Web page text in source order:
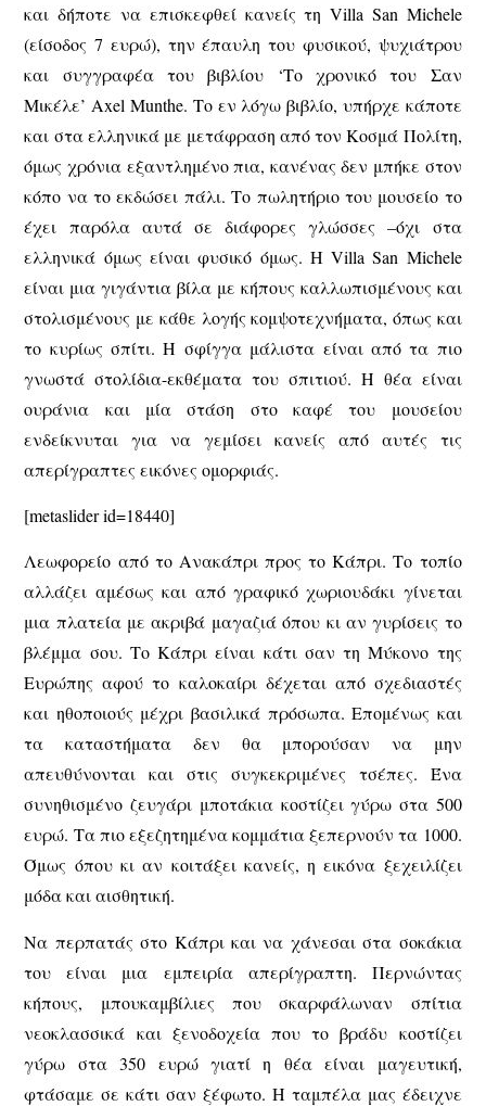
και δήποτε να επισκεφθεί κανείς τη Villa San Michele
(είσοδος 7 ευρώ), την έπαυλη του φυσικού, ψυχιάτρου
και συγγραφέα του βιβλίου ‘Το χρονικό του Σαν
Μικέλε’ Axel Munthe. Το εν λόγω βιβλίο, υπήρχε κάποτε
και στα ελληνικά με μετάφραση από τον Κοσμά Πολίτη,
όμως χρόνια εξαντλημένο πια, κανένας δεν μπήκε στον
κόπο να το εκδώσει πάλι. Το πωλητήριο του μουσείο το
έχει παρόλα αυτά σε διάφορες γλώσσες –όχι στα
ελληνικά όμως είναι φυσικό όμως. Η Villa San Michele
είναι μια γιγάντια βίλα με κήπους καλλωπισμένους και
στολισμένους με κάθε λογής κομψοτεχνήματα, όπως και
το κυρίως σπίτι. Η σφίγγα μάλιστα είναι από τα πιο
γνωστά στολίδια-εκθέματα του σπιτιού. Η θέα είναι
ουράνια και μία στάση στο καφέ του μουσείου
ενδείκνυται για να γεμίσει κανείς από αυτές τις
απερίγραπτες εικόνες ομορφιάς.
[metaslider id=18440]
Λεωφορείο από το Ανακάπρι προς το Κάπρι. Το τοπίο
αλλάζει αμέσως και από γραφικό χωριουδάκι γίνεται
μια πλατεία με ακριβά μαγαζιά όπου κι αν γυρίσεις το
βλέμμα σου. Το Κάπρι είναι κάτι σαν τη Μύκονο της
Ευρώπης αφού το καλοκαίρι δέχεται από σχεδιαστές
και ηθοποιούς μέχρι βασιλικά πρόσωπα. Επομένως και
τα καταστήματα δεν θα μπορούσαν να μην
απευθύνονται και στις συγκεκριμένες τσέπες. Ένα
συνηθισμένο ζευγάρι μποτάκια κοστίζει γύρω στα 500
ευρώ. Τα πιο εξεζητημένα κομμάτια ξεπερνούν τα 1000.
Όμως όπου κι αν κοιτάξει κανείς, η εικόνα ξεχειλίζει
μόδα και αισθητική.
Να περπατάς στο Κάπρι και να χάνεσαι στα σοκάκια
του είναι μια εμπειρία απερίγραπτη. Περνώντας
κήπους, μπουκαμβίλιες που σκαρφάλωναν σπίτια
νεοκλασσικά και ξενοδοχεία που το βράδυ κοστίζει
γύρω στα 350 ευρώ γιατί η θέα είναι μαγευτική,
φτάσαμε σε κάτι σαν ξέφωτο. Η ταμπέλα μας έδειχνε